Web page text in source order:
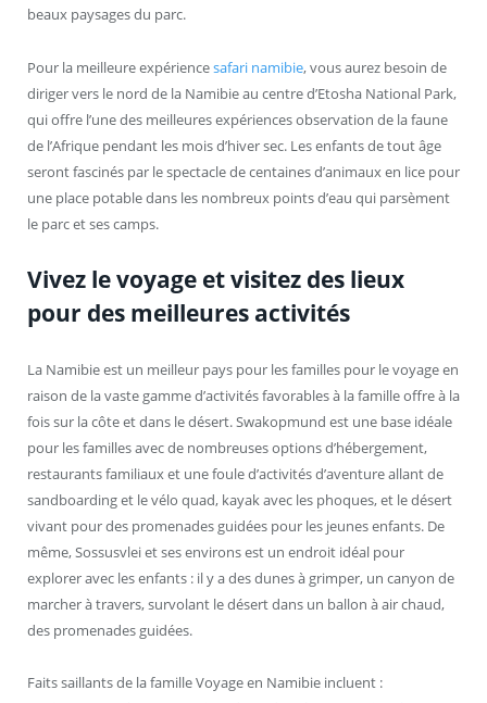
beaux paysages du parc.
Pour la meilleure expériencesafari namibie, vous aurez besoin de
diriger vers le nord de la Namibie au centre d’Etosha National Park,
qui offre l’une des meilleures expériences observation de la faune
de l’Afrique pendant les mois d’hiver sec. Les enfants de tout âge
seront fascinés par le spectacle de centaines d’animaux en lice pour
une place potable dans les nombreux points d’eau qui parsèment
le parc et ses camps.
Vivez le voyage et visitez des lieux
pour des meilleures activités
La Namibie est un meilleur pays pour les familles pour le voyage en
raison de la vaste gamme d’activités favorables à la famille offre à la
fois sur la côte et dans le désert. Swakopmund est une base idéale
pour les familles avec de nombreuses options d’hébergement,
restaurants familiaux et une foule d’activités d’aventure allant de
sandboarding et le vélo quad, kayak avec les phoques, et le désert
vivant pour des promenades guidées pour les jeunes enfants. De
même, Sossusvlei et ses environs est un endroit idéal pour
explorer avec les enfants : il y a des dunes à grimper, un canyon de
marcher à travers, survolant le désert dans un ballon à air chaud,
des promenades guidées.
Faits saillants de la famille Voyage en Namibie incluent :